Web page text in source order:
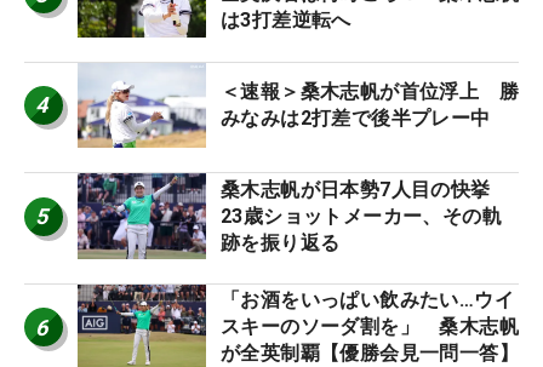
は3打差逆転へ
4
＜速報＞桑木志帆が首位浮上 勝
みなみは2打差で後半プレー中
5
桑木志帆が日本勢7人目の快挙
23歳ショットメーカー、その軌
跡を振り返る
6
「お酒をいっぱい飲みたい…ウイ
スキーのソーダ割を」 桑木志帆
が全英制覇【優勝会見一問一答】